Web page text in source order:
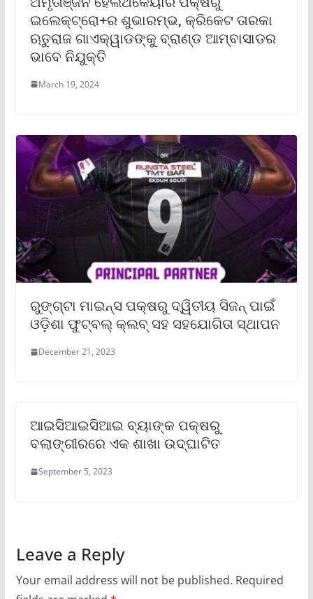
ଇଲେକ୍ଟ୍ରୋ+ର ଶୁଭାରମ୍ଭ, କ୍ରିକେଟ ତାରକା
ଋତୁରାଜ ଗାଏକ୍ୱାଡଙ୍କୁ ବ୍ରାଣ୍ଡ ଆମ୍ବାସାଡର
ଭାବେ ନିଯୁକ୍ତି
March 19, 2024
ରୁଙ୍ଗ୍‌ଟା ମାଇନ୍ସ ପକ୍ଷରୁ ଦ୍ୱିତୀୟ ସିଜନ୍ ପାଇଁ
ଓଡ଼ିଶା ଫୁଟ୍‌ବଲ୍ କ୍ଲବ୍ ସହ ସହଯୋଗିତା ସ୍ଥାପନ
December 21, 2023
ଆଇସିଆଇସିଆଇ ବ୍ୟାଙ୍କ ପକ୍ଷରୁ
ବଲାଙ୍ଗୀରରେ ଏକ ଶାଖା ଉଦ୍‌ଘାଟିତ
September 5, 2023
Leave a Reply
Your email address will not be published. Required